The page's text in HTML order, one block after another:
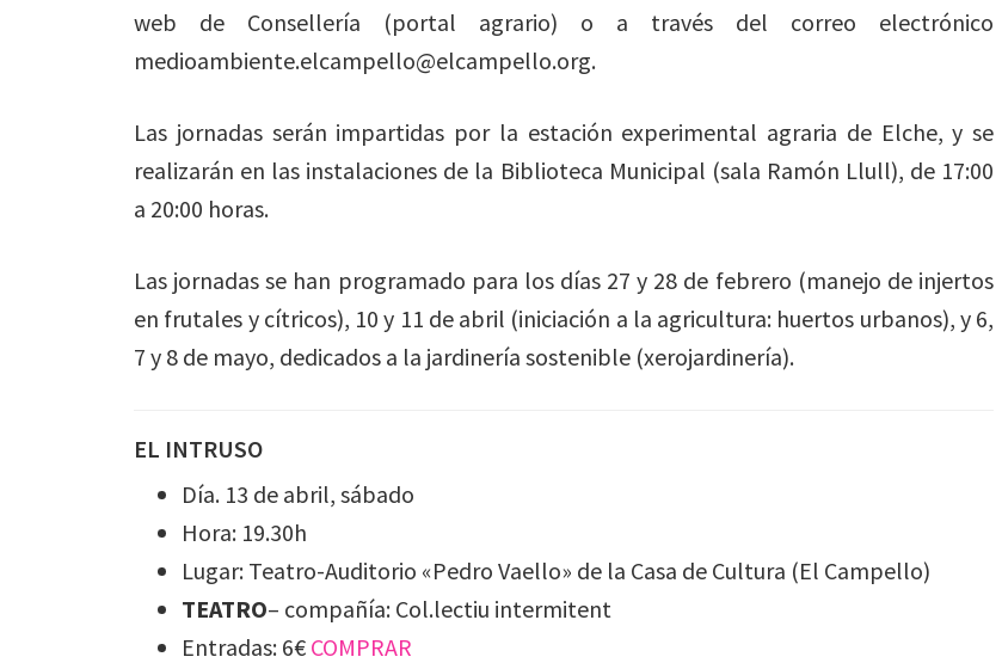
web de Consellería (portal agrario) o a través del correo electrónico
medioambiente.elcampello@elcampello.org.
Las jornadas serán impartidas por la estación experimental agraria de Elche, y se
realizarán en las instalaciones de la Biblioteca Municipal (sala Ramón Llull), de 17:00
a 20:00 horas.
Las jornadas se han programado para los días 27 y 28 de febrero (manejo de injertos
en frutales y cítricos), 10 y 11 de abril (iniciación a la agricultura: huertos urbanos), y 6,
7 y 8 de mayo, dedicados a la jardinería sostenible (xerojardinería).
EL INTRUSO
Día. 13 de abril, sábado
Hora: 19.30h
Lugar: Teatro-Auditorio «Pedro Vaello» de la Casa de Cultura (El Campello)
TEATRO– compañía: Col.lectiu intermitent
Entradas: 6€ COMPRAR